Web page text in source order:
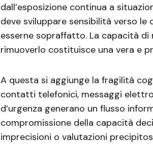
dall’esposizione continua a
deve sviluppare sensibilità verso le
esserne sopraffatto. La capacità
rimuoverlo costituisce una vera e
A questa si aggiunge la fragilità
contatti telefonici, messaggi
d’urgenza generano un flusso
compromissione della capacità
imprecisioni o valutazioni